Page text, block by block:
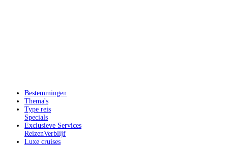
Bestemmingen
Thema's
Type reis
Specials
Exclusieve Services
ReizenVerblijf
Luxe cruises